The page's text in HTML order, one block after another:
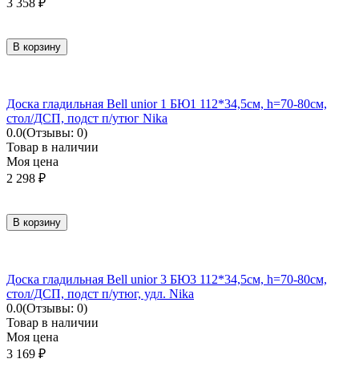
3 358 ₽
В корзину
Доска гладильная Bell unior 1 БЮ1 112*34,5см, h=70-80см,
стол/ДСП, подст п/утюг Nika
0.0(Отзывы: 0)
Товар в наличии
Моя цена
2 298 ₽
В корзину
Доска гладильная Bell unior 3 БЮ3 112*34,5см, h=70-80см,
стол/ДСП, подст п/утюг, удл. Nika
0.0(Отзывы: 0)
Товар в наличии
Моя цена
3 169 ₽